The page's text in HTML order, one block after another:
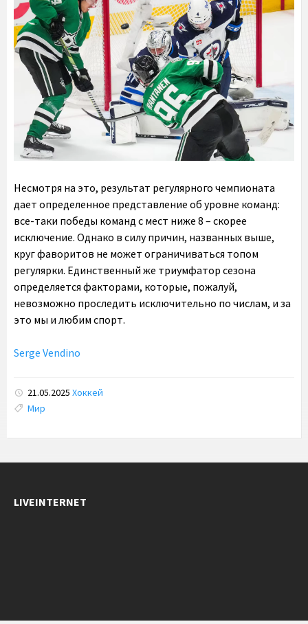
Несмотря на это, результат регулярного чемпионата
дает определенное представление об уровне команд:
все-таки победы команд с мест ниже 8 – скорее
исключение. Однако в силу причин, названных выше,
круг фаворитов не может ограничиваться топом
регулярки. Единственный же триумфатор сезона
определяется факторами, которые, пожалуй,
невозможно проследить исключительно по числам, и за
это мы и любим спорт.
Serge Vendino
21.05.2025 Хоккей
Tags:
Мир
LIVEINTERNET